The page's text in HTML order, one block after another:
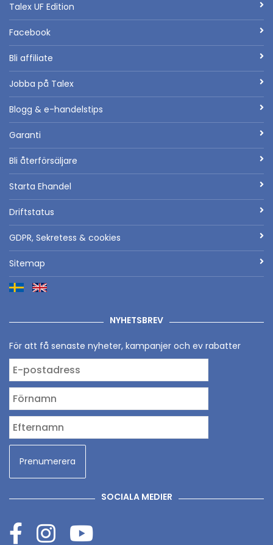
Talex UF Edition
Facebook
Bli affiliate
Jobba på Talex
Blogg & e-handelstips
Garanti
Bli återförsäljare
Starta Ehandel
Driftstatus
GDPR, Sekretess & cookies
Sitemap
NYHETSBREV
För att få senaste nyheter, kampanjer och ev rabatter
SOCIALA MEDIER